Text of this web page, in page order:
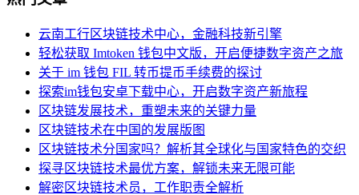
云南工行区块链技术中心，金融科技新引擎
轻松获取 Imtoken 钱包中文版，开启便捷数字资产之旅
关于 im 钱包 FIL 转币提币手续费的探讨
探索im钱包安卓下载中心，开启数字资产新旅程
区块链发展技术，重塑未来的关键力量
区块链技术在中国的发展版图
区块链技术分国家吗？解析其全球化与国家特色的交织
探寻区块链技术最优方案，解锁未来无限可能
解密区块链技术员，工作职责全解析